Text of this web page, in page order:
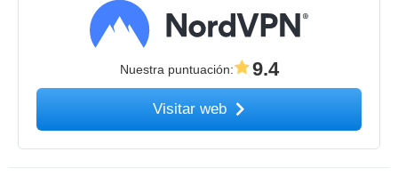
Nuestra puntuación: 9.4
Visitar web